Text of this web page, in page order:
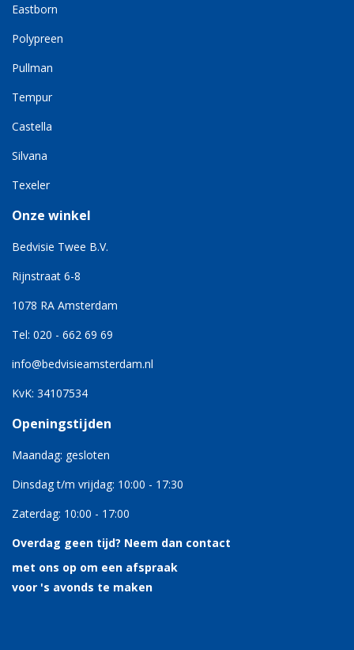
Eastborn
Polypreen
Pullman
Tempur
Castella
Silvana
Texeler
Onze winkel
Bedvisie Twee B.V.
Rijnstraat 6-8
1078 RA Amsterdam
Tel: 020 - 662 69 69
info@bedvisieamsterdam.nl
KvK: 34107534
Openingstijden
Maandag: gesloten
Dinsdag t/m vrijdag: 10:00 - 17:30
Zaterdag: 10:00 - 17:00
Overdag geen tijd? Neem dan contact
met ons op om een afspraak
voor 's avonds te maken